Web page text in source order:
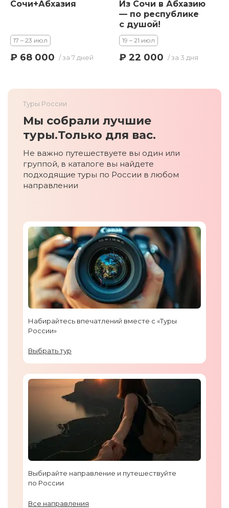
Сочи+Абхазия
17 – 23 июл
₽ 68 000 / за 7 дней
Из Сочи в Абхазию
— по республике
с душой!
19 – 21 июл
₽ 22 000 / за 3 дня
Туры России
Мы собрали лучшие
туры.Только для вас.
Не важно путешествуете вы один или
группой, в каталоге вы найдете
подходящие туры по России в любом
направлении
Набирайтесь впечатлений вместе с «Туры
России»
Выбрать тур
Выбирайте направление и путешествуйте
по России
Все направления